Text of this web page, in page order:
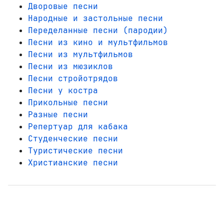
Дворовые песни
Народные и застольные песни
Переделанные песни (пародии)
Песни из кино и мультфильмов
Песни из мультфильмов
Песни из мюзиклов
Песни стройотрядов
Песни у костра
Прикольные песни
Разные песни
Репертуар для кабака
Студенческие песни
Туристические песни
Христианские песни